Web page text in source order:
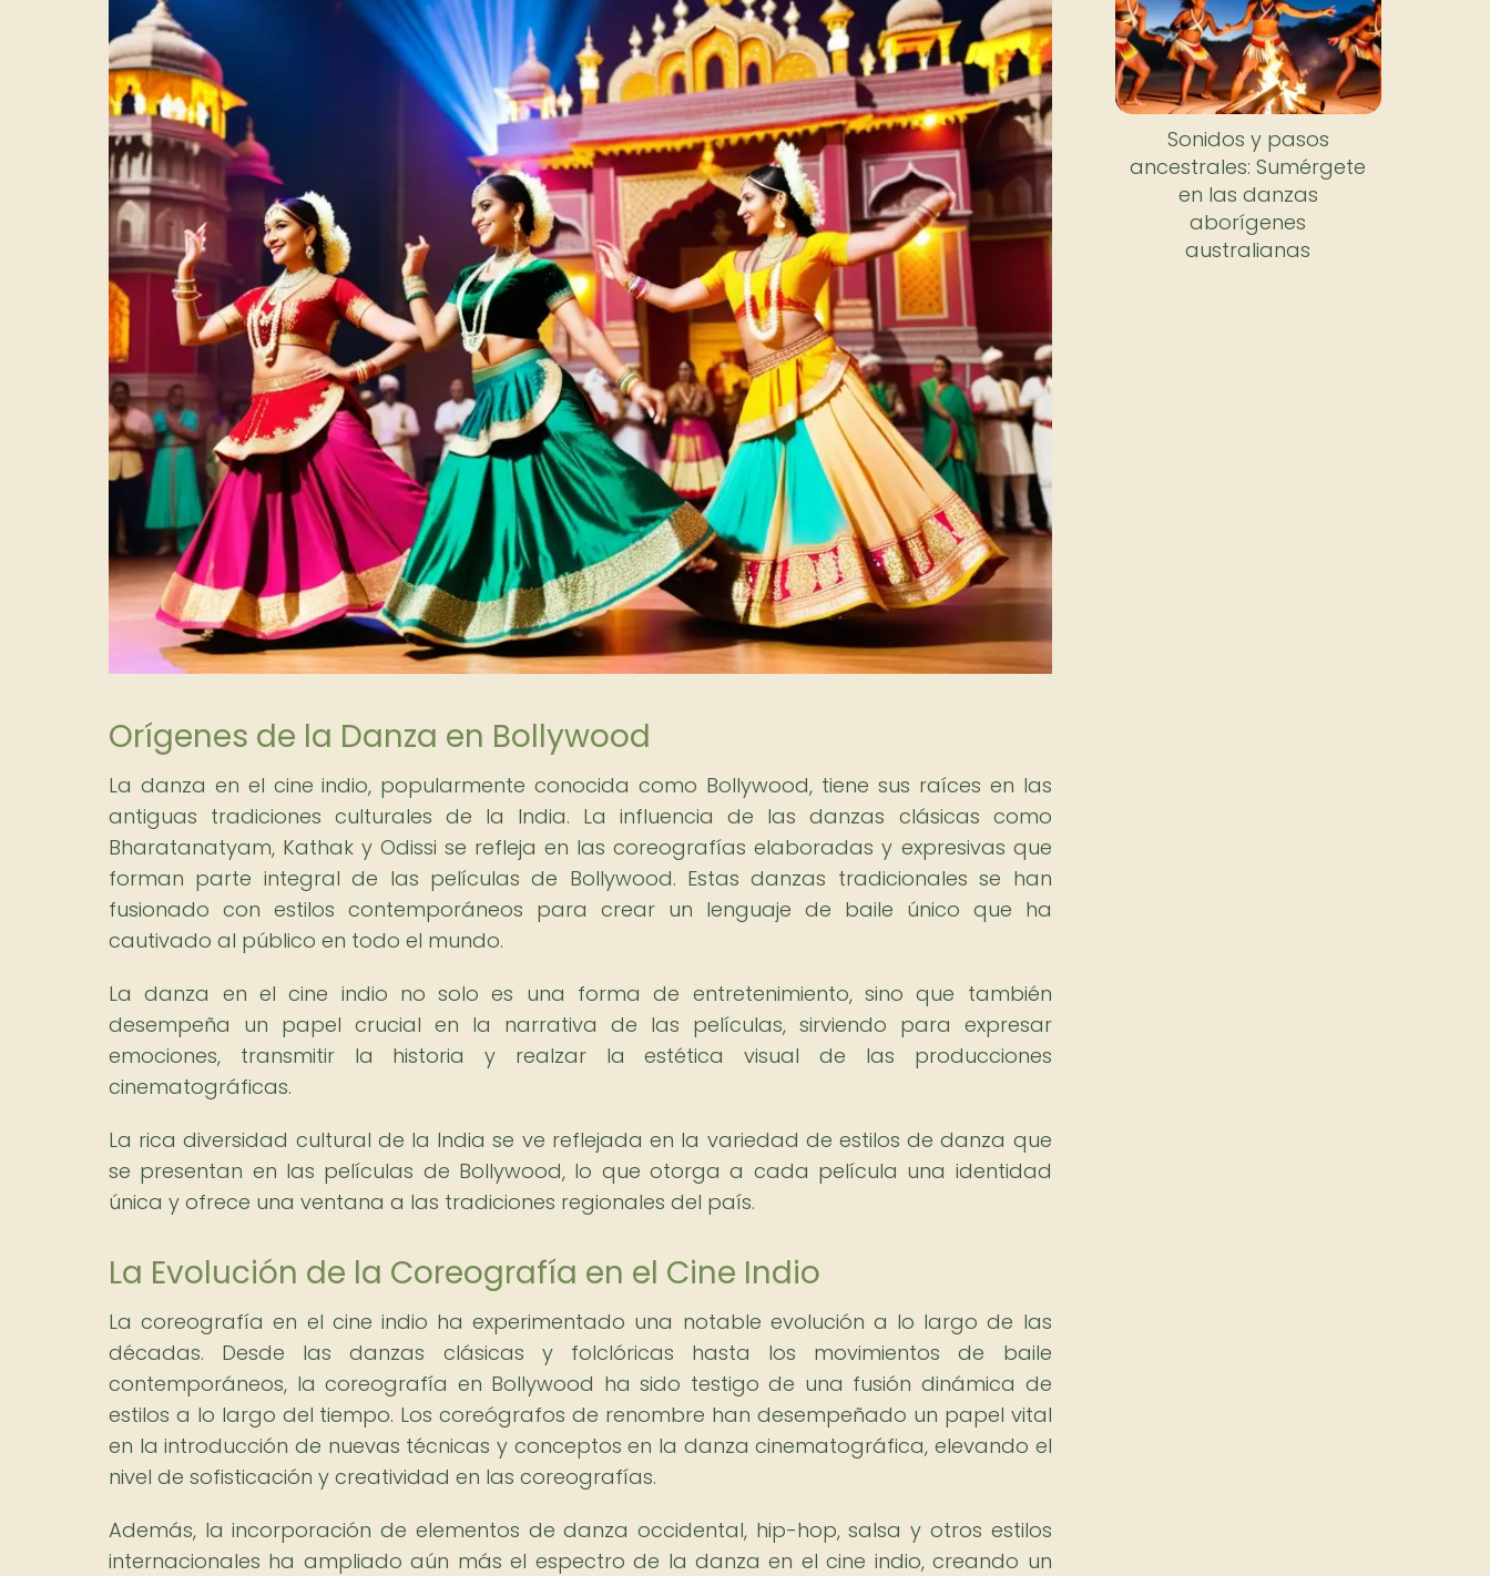
Orígenes de la Danza en Bollywood
La danza en el cine indio, popularmente conocida como Bollywood, tiene sus raíces en las
antiguas tradiciones culturales de la India. La influencia de las danzas clásicas como
Bharatanatyam, Kathak y Odissi se refleja en las coreografías elaboradas y expresivas que
forman parte integral de las películas de Bollywood. Estas danzas tradicionales se han
fusionado con estilos contemporáneos para crear un lenguaje de baile único que ha
cautivado al público en todo el mundo.
La danza en el cine indio no solo es una forma de entretenimiento, sino que también
desempeña un papel crucial en la narrativa de las películas, sirviendo para expresar
emociones, transmitir la historia y realzar la estética visual de las producciones
cinematográficas.
La rica diversidad cultural de la India se ve reflejada en la variedad de estilos de danza que
se presentan en las películas de Bollywood, lo que otorga a cada película una identidad
única y ofrece una ventana a las tradiciones regionales del país.
La Evolución de la Coreografía en el Cine Indio
La coreografía en el cine indio ha experimentado una notable evolución a lo largo de las
décadas. Desde las danzas clásicas y folclóricas hasta los movimientos de baile
contemporáneos, la coreografía en Bollywood ha sido testigo de una fusión dinámica de
estilos a lo largo del tiempo. Los coreógrafos de renombre han desempeñado un papel vital
en la introducción de nuevas técnicas y conceptos en la danza cinematográfica, elevando el
nivel de sofisticación y creatividad en las coreografías.
Además, la incorporación de elementos de danza occidental, hip-hop, salsa y otros estilos
internacionales ha ampliado aún más el espectro de la danza en el cine indio, creando un
Sonidos y pasos
ancestrales: Sumérgete
en las danzas
aborígenes
australianas